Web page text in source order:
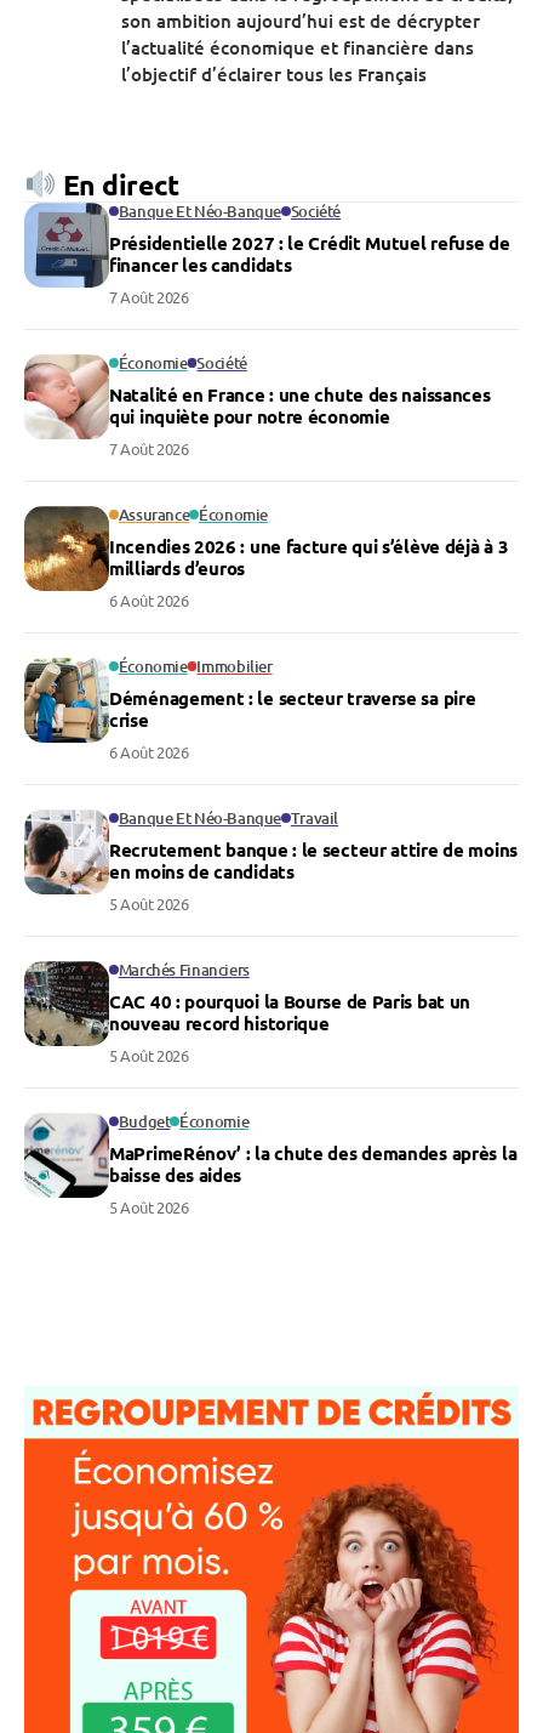
son ambition aujourd’hui est de décrypter
l’actualité économique et financière dans
l’objectif d’éclairer tous les Français
En direct
Banque Et Néo-Banque Société
Présidentielle 2027 : le Crédit Mutuel refuse de
financer les candidats
7 Août 2026
Économie Société
Natalité en France : une chute des naissances
qui inquiète pour notre économie
7 Août 2026
Assurance Économie
Incendies 2026 : une facture qui s’élève déjà à 3
milliards d’euros
6 Août 2026
Économie Immobilier
Déménagement : le secteur traverse sa pire
crise
6 Août 2026
Banque Et Néo-Banque Travail
Recrutement banque : le secteur attire de moins
en moins de candidats
5 Août 2026
Marchés Financiers
CAC 40 : pourquoi la Bourse de Paris bat un
nouveau record historique
5 Août 2026
Budget Économie
MaPrimeRénov’ : la chute des demandes après la
baisse des aides
5 Août 2026